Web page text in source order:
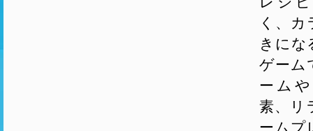
く、
きにな
ゲーム
ーム
素、リ
ームプ